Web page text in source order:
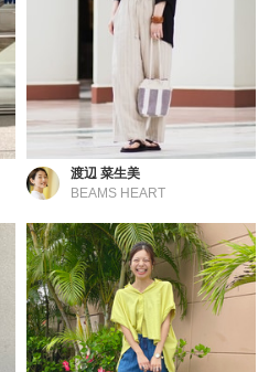
渡辺 菜生美
BEAMS HEART